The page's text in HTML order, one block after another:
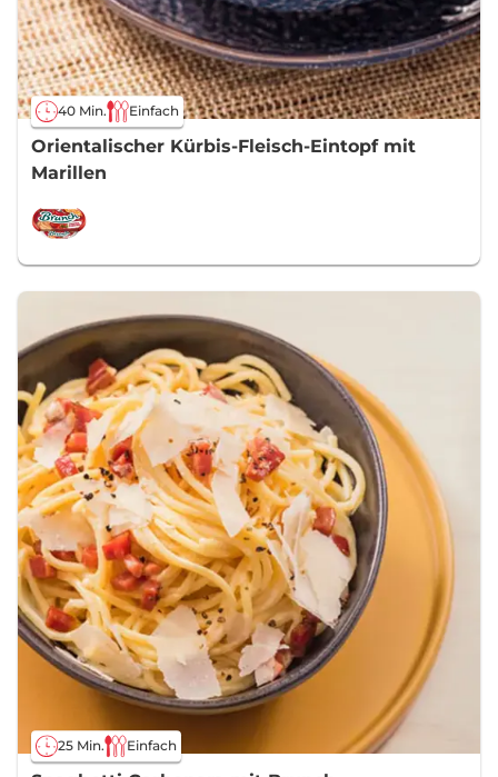
40 Min. Einfach
Orientalischer Kürbis-Fleisch-Eintopf mit
Marillen
25 Min. Einfach